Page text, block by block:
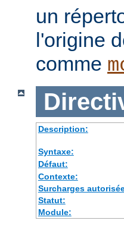
un
l'origine
comme
Description:
Syntaxe:
Défaut:
Contexte:
Surcharges
Statut:
Module: